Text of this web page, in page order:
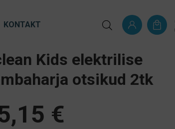
KONTAKT
Kids elektrilise
otsikud 2tk
€